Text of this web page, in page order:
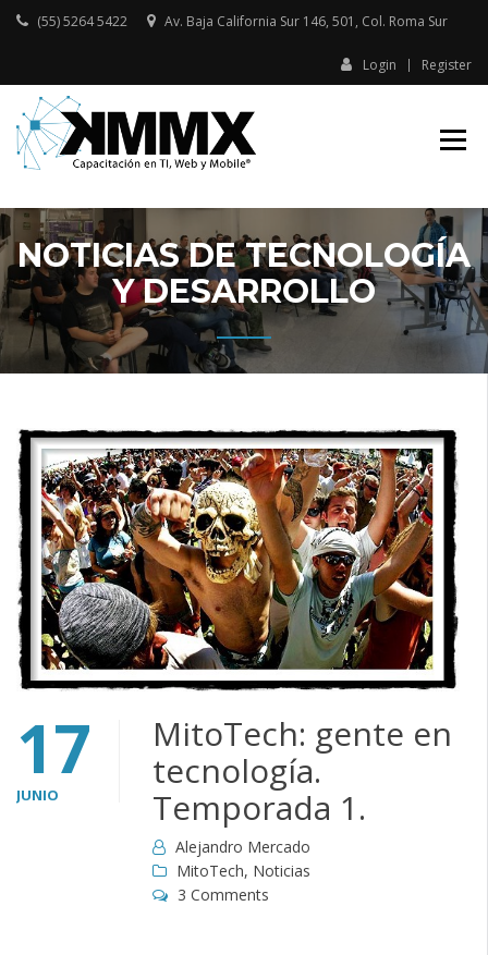
Skip
(55) 5264 5422 Av. Baja California Sur 146, 501, Col. Roma Sur​
Login Register
CAPACITACIÓN
NOTICIAS DE TECNOLOGÍA
Y DESARROLLO
17
JUNIO
MitoTech: gente en
tecnología.
Temporada 1.
Alejandro Mercado
MitoTech, Noticias
3 Comments